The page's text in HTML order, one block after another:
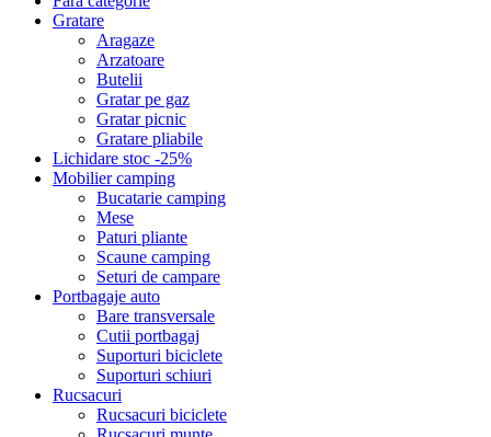
Gratare
Aragaze
Arzatoare
Butelii
Gratar pe gaz
Gratar picnic
Gratare pliabile
Lichidare stoc -25%
Mobilier camping
Bucatarie camping
Mese
Paturi pliante
Scaune camping
Seturi de campare
Portbagaje auto
Bare transversale
Cutii portbagaj
Suporturi biciclete
Suporturi schiuri
Rucsacuri
Rucsacuri biciclete